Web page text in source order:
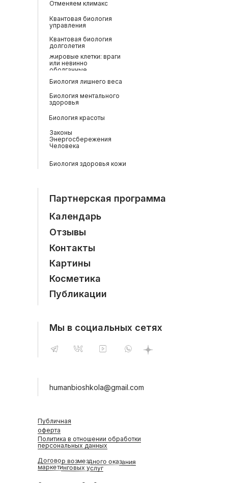
Жировые клетки: враги
или невинно
оболганные
Отменяем климакс
Квантовая биология
управления
Квантовая биология
долголетия
Партнерская программа
Календарь
Отзывы
Контакты
Мы в социальных сетях
humanbioshkola@gmail.com
Публичная
оферта
Политика в отношении обработки
персональных данных
Косметика
Публикации
Картины
Биология лишнего веса
Биология ментального
здоровья
Законы
Энергосбережения
Человека
Биология здоровья кожи
Биология красоты
Договор возмездного оказания
маркетинговых услуг